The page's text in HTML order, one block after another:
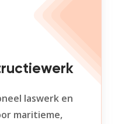
laswerk en
maritieme,